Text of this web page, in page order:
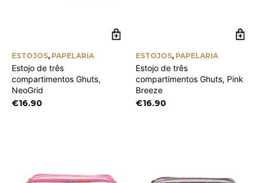
ESTOJOS, PAPELARIA
Estojo de três
compartimentos Ghuts,
NeoGrid
€16.90
ESTOJOS, PAPELARIA
Estojo de três
compartimentos Ghuts, Pink
Breeze
€16.90